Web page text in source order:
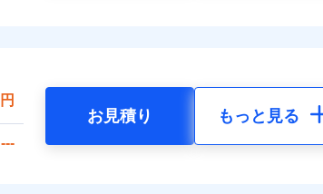
円
---
お見積り もっと見る